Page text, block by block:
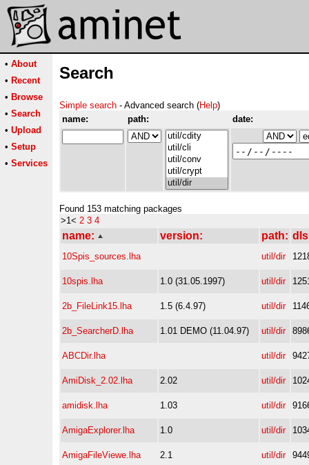
• About
• Recent
• Browse
• Search
• Upload
• Setup
• Services
Search
Simple search - Advanced search (Help)
name:
path: date:
Found 153 matching packages
>1< 2 3 4
name: version: path:
10Spis_sources.lha util/dir
10spis.lha 1.0 (31.05.1997) util/dir
2b_FileLink15.lha 1.5 (6.4.97) util/dir
2b_SearcherD.lha 1.01 DEMO (11.04.97) util/dir
ABCDir.lha util/dir
AmiDisk_2.02.lha 2.02 util/dir
amidisk.lha 1.03 util/dir
AmigaExplorer.lha 1.0 util/dir
AmigaFileViewe.lha 2.1 util/dir